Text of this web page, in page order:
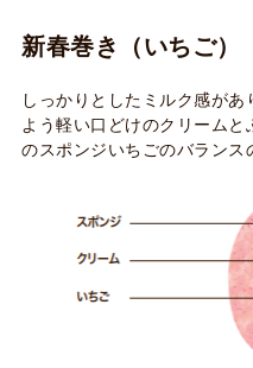
新春巻き（いちご）
しっかりとしたミルク感が
よう軽い口どけのクリーム
のスポンジいちごのバランス